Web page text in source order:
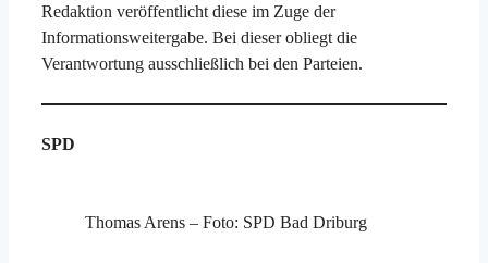
Redaktion veröffentlicht diese im Zuge der
Informationsweitergabe. Bei dieser obliegt die
Verantwortung ausschließlich bei den Parteien.
SPD
Thomas Arens – Foto: SPD Bad Driburg